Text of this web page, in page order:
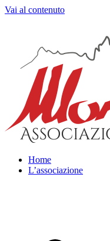
Vai al contenuto
Home
L’associazione